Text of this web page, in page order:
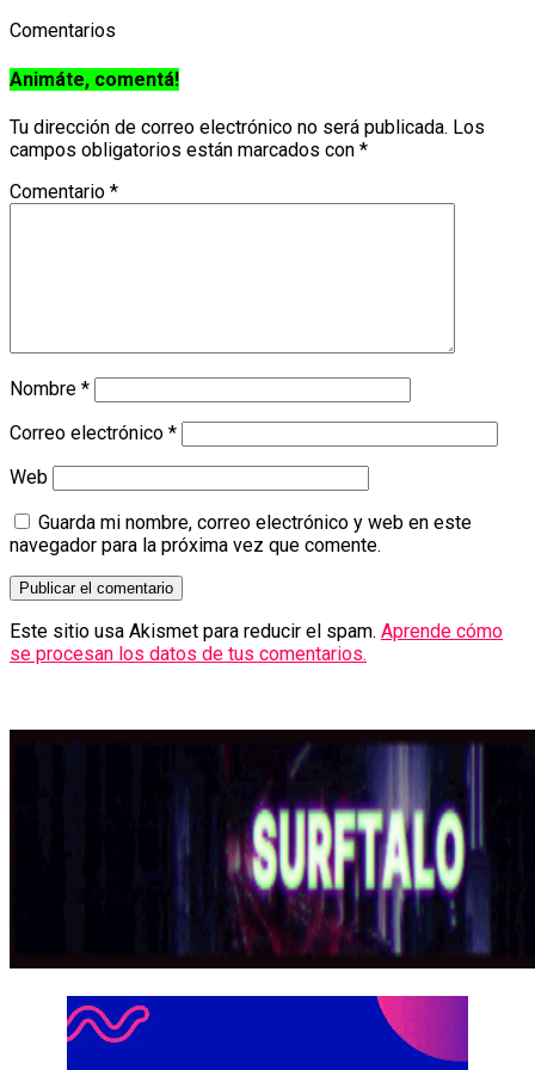
Comentarios
Animáte, comentá!
Tu dirección de correo electrónico no será publicada. Los
campos obligatorios están marcados con *
Comentario *
Nombre *
Correo electrónico *
Web
Guarda mi nombre, correo electrónico y web en este
navegador para la próxima vez que comente.
Este sitio usa Akismet para reducir el spam. Aprende cómo
se procesan los datos de tus comentarios.